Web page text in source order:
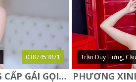
0387453871
KIỀU OANH-ĐẲNG CẤP GÁI GỌI XINH SANG-NGOAN NGOÃN
Trần Duy Hưng,